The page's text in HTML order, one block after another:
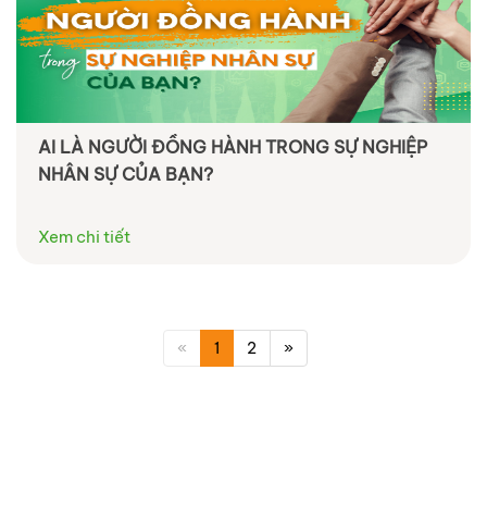
AI LÀ NGƯỜI ĐỒNG HÀNH TRONG SỰ NGHIỆP
NHÂN SỰ CỦA BẠN?
Xem chi tiết
« 1 2 »